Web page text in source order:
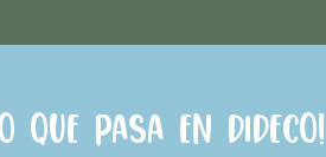
que pasa en Dideco!